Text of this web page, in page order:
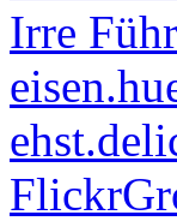
Irre